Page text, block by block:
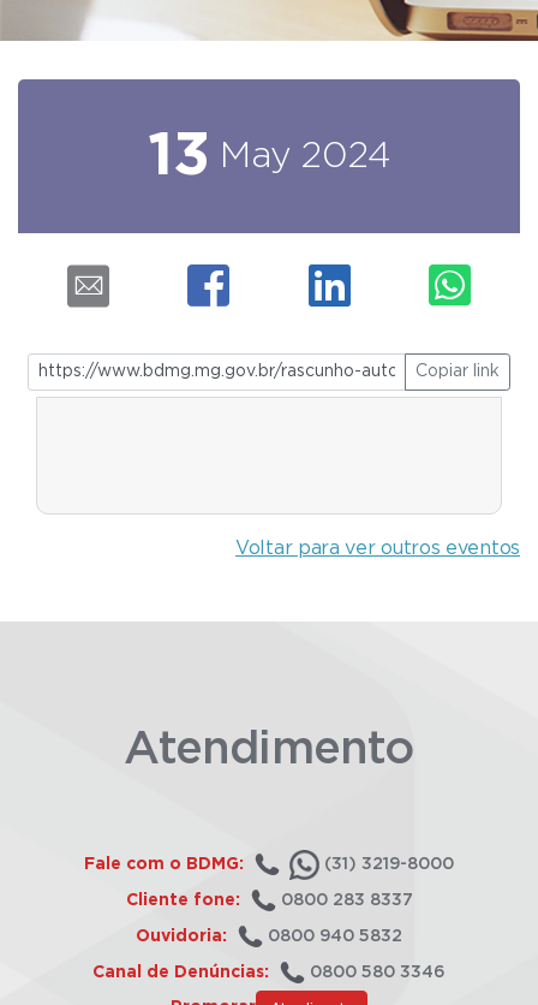
13 May 2024
Copiar link
Voltar para ver outros eventos
Atendimento
Fale com o BDMG: (31) 3219-8000
Cliente fone: 0800 283 8337
Ouvidoria: 0800 940 5832
Canal de Denúncias: 0800 580 3346